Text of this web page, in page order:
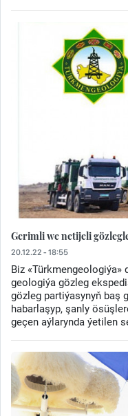
Gerimli we netijeli
20.12.22 - 18:55
Biz
geologiýa gözleg
gözleg partiýasynyň baş
habarlaşyp, şanly
geçen aýlarynda ýetilen